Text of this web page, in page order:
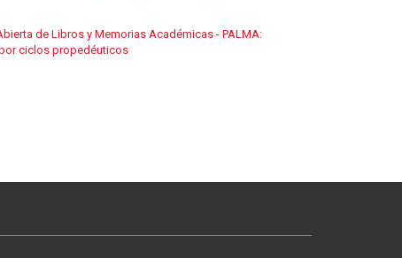
de Libros y Memorias Académicas - PALMA:
ciclos propedéuticos